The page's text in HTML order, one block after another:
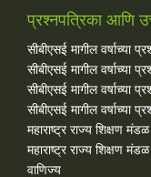
प्रश्नपत्रिका आणि
सीबीएसई मागील वर्षाच्या
सीबीएसई मागील वर्षाच्या
सीबीएसई मागील वर्षाच्या
सीबीएसई मागील वर्षाच्या
महाराष्ट्र राज्य शिक्षण
महाराष्ट्र राज्य शिक्षण
वाणिज्य